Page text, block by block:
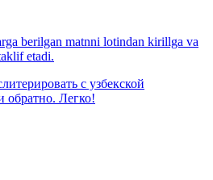
berilgan matnni lotindan kirillga va
etadi.
с узбекской
обратно. Легко!